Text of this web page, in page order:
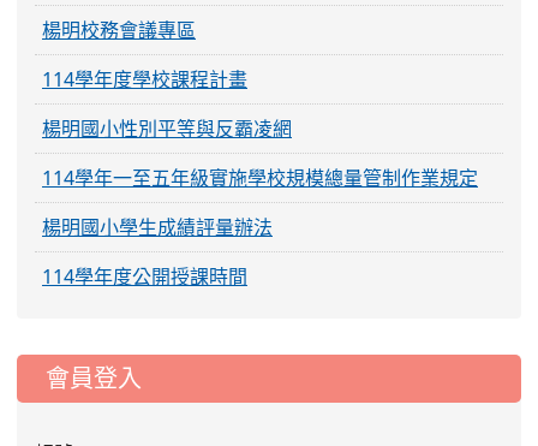
楊明校務會議專區
114學年度學校課程計畫
楊明國小性別平等與反霸凌網
114學年一至五年級實施學校規模總量管制作業規定
楊明國小學生成績評量辦法
114學年度公開授課時間
::: 會員登入